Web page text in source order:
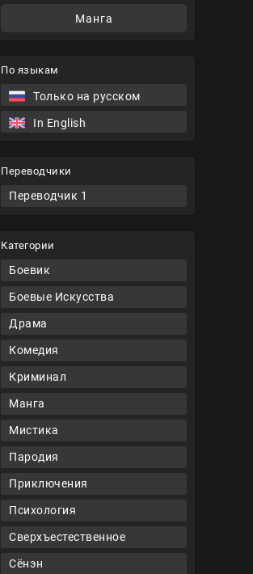
По языкам
Только на русском
In English
Переводчики
Переводчик 1
Категории
Боевик
Боевые Искусства
Драма
Комедия
Криминал
Манга
Мистика
Пародия
Приключения
Психология
Сверхъестественное
Сёнэн
Манга